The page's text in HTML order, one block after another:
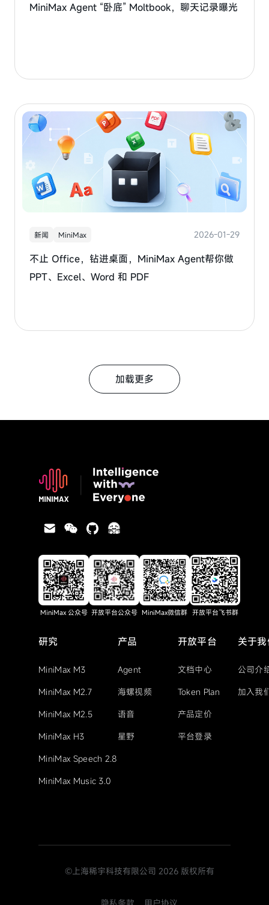
MiniMax Agent “卧底” Moltbook，聊天记录曝光
新闻 MiniMax 2026-01-29
不止 Office，钻进桌面，MiniMax Agent帮你做
PPT、Excel、Word 和 PDF
加载更多
MiniMax 公众号 开放平台公众号 MiniMax微信群 开放平台飞书群
研究
MiniMax M3
MiniMax M2.7
MiniMax M2.5
MiniMax H3
MiniMax Speech 2.8
MiniMax Music 3.0
产品
Agent
海螺视频
语音
星野
开放平台
文档中心
Token Plan
产品定价
平台登录
关于
公司介
加入我
©上海稀宇科技有限公司 2026版权所有